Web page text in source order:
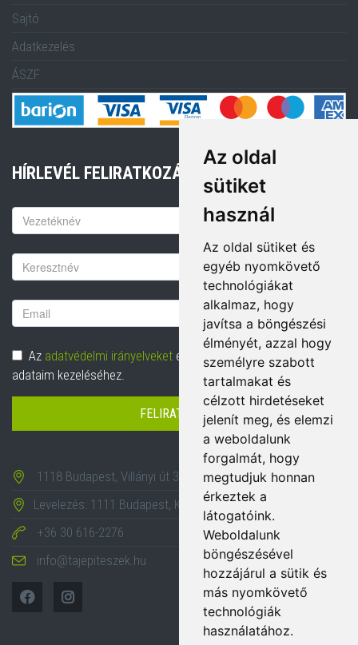
Az oldal
sütiket
használ
Az oldal sütiket és
egyéb nyomkövető
technológiákat
alkalmaz, hogy
javítsa a böngészési
élményét, azzal hogy
személyre szabott
tartalmakat és
célzott hirdetéseket
jelenít meg, és elemzi
a weboldalunk
forgalmát, hogy
megtudjuk honnan
érkeztek a
látogatóink.
Weboldalunk
böngészésével
hozzájárul a sütik és
más nyomkövető
technológiák
használatához.
Sajtó
Adatkezelés
ÁSZF
HÍRLEVÉL FELIRATKOZÁS
Keresztnév
Vezetéknév
Email
cím
Adatvédelem
Az adatvédelmi irányelveket elolvastam és hozzájárulok
adataim kezeléséhez.
FELIRATKOZÁS
1118 Budapest, Villányi út 35-43.
Levelezés: 1111 Budapest, Karinthy Frigyes út 24.
+36 30 616-2276
info@tajepiteszek.hu